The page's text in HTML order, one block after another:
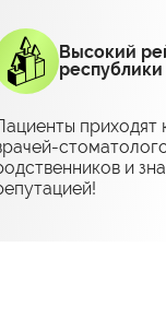
Высокий
республики
приходят
и